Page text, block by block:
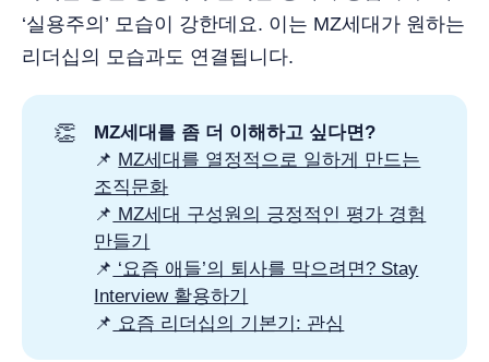
‘실용주의’ 모습이 강한데요. 이는 MZ세대가 원하는
리더십의 모습과도 연결됩니다.
👏
MZ세대를 좀 더 이해하고 싶다면?
📌 MZ세대를 열정적으로 일하게 만드는
조직문화
📌 MZ세대 구성원의 긍정적인 평가 경험
만들기
📌 ‘요즘 애들’의 퇴사를 막으려면? Stay
Interview 활용하기
📌 요즘 리더십의 기본기: 관심